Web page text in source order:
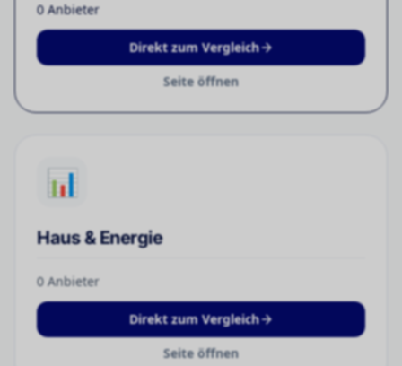
0Anbieter
Direkt zum Vergleich
Seite öffnen
📊
Haus & Energie
0 Anbieter
Direkt zum Vergleich
Seite öffnen